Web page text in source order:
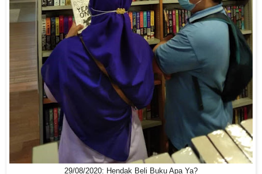
29/08/2020: Hendak Beli Buku Apa Ya?